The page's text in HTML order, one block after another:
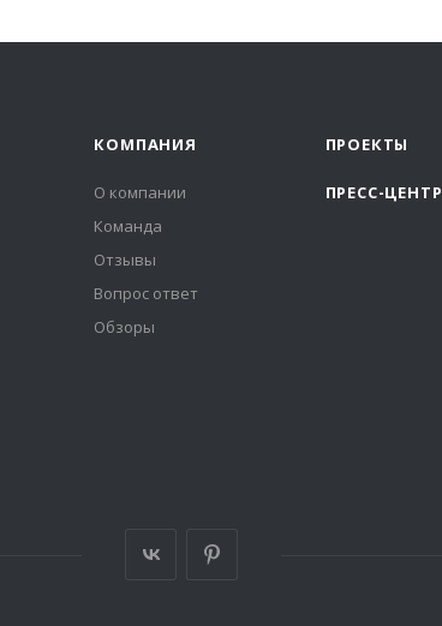
КОМПАНИЯ
О компании
Команда
Отзывы
Вопрос ответ
Обзоры
ПРОЕКТЫ
ПРЕСС-ЦЕНТР